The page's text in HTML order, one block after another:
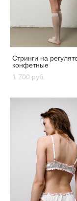
Стринги на
конфетные
1 700 pуб.